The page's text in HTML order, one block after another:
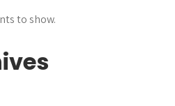
to show.